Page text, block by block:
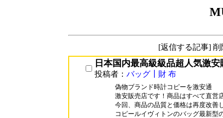
[返信する記事]
日本国内最高級級品超人気激安
投稿者： バッグ┃財 布
偽物ブランド時計コピーを激安通
激安販売店です！商品はすべて直営
今回、商品の品質と価格は再度改善
コピールイヴィトンのバッグ最新型